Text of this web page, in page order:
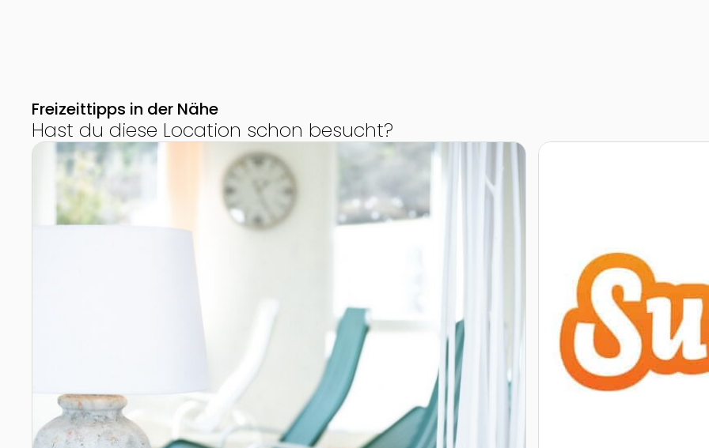
Freizeittipps in der Nähe
Hast du diese Location schon besucht?
Zur Detailseite von Würflacher WellnessWelt Zur Detailseite von